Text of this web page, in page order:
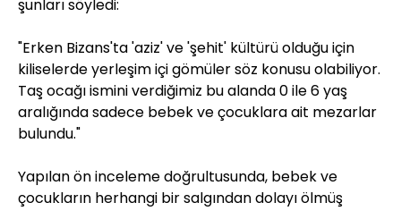
şunları söyledi:
"Erken Bizans'ta 'aziz' ve 'şehit' kültürü olduğu için
kiliselerde yerleşim içi gömüler söz konusu olabiliyor.
Taş ocağı ismini verdiğimiz bu alanda 0 ile 6 yaş
aralığında sadece bebek ve çocuklara ait mezarlar
bulundu."
Yapılan ön inceleme doğrultusunda, bebek ve
çocukların herhangi bir salgından dolayı ölmüş